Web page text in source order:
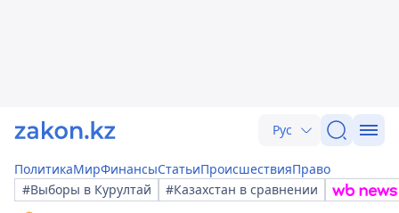
Рус
ПолитикаМирФинансыСтатьиПроисшествияПраво
#Выборы в Курултай
#Казахстан в сравнении